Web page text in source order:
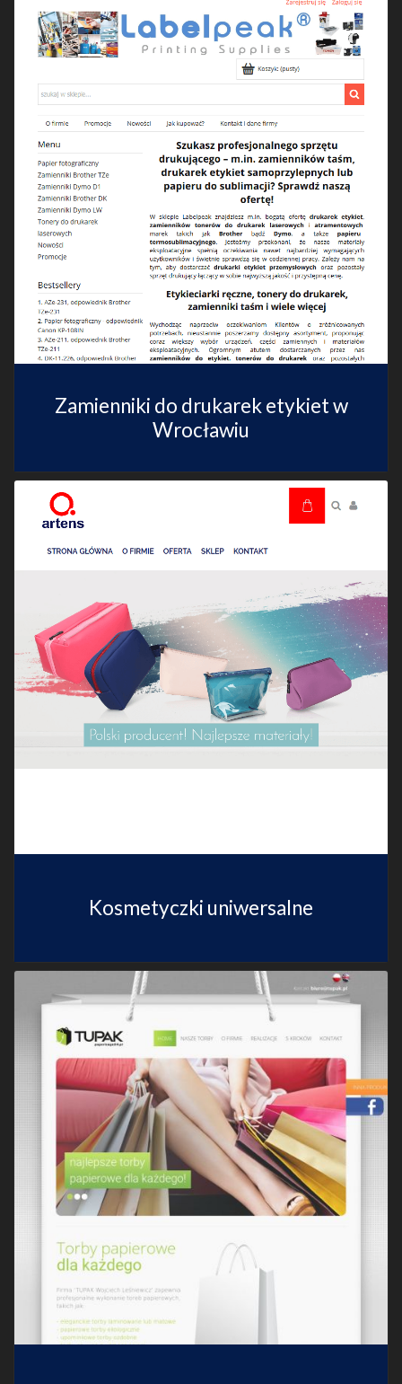
Zamienniki do drukarek etykiet w
Wrocławiu
Kosmetyczki uniwersalne